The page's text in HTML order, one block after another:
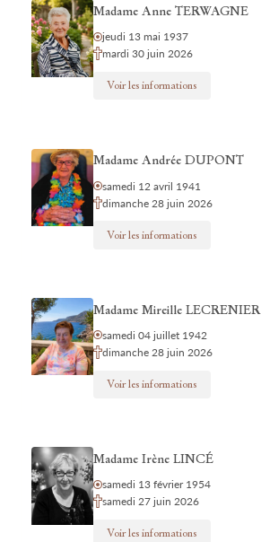
Madame Anne TERWAGNE
jeudi 13 mai 1937
mardi 30 juin 2026
Voir les informations
Madame Andrée DUPONT
samedi 12 avril 1941
dimanche 28 juin 2026
Voir les informations
Madame Mireille LECRENIER
samedi 04 juillet 1942
dimanche 28 juin 2026
Voir les informations
Madame Irène LINCÉ
samedi 13 février 1954
samedi 27 juin 2026
Voir les informations